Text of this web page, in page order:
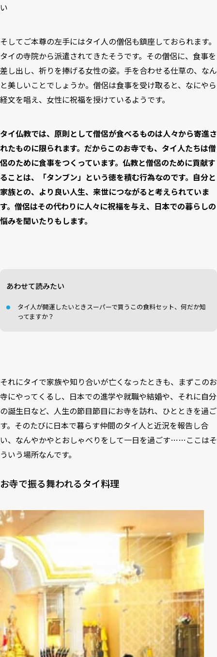
い
そしてご本尊の左手にはタイ人の僧侶も鎮座しておられます。
タイの寺院から派遣されてきたそうです。その僧侶に、食事を
差し出し、祈りを捧げる女性の姿。手を合わせる仕草の、なん
と美しいことでしょうか。僧侶は食事を受け取ると、なにやら
経文を唱え、女性に祝福を授けているようです。
タイ仏教では、原則として僧侶が食べるものは人々から寄進さ
れたものに限られます。だからこのお寺でも、タイ人たちは僧
侶のために食事をつくっています。仏教と僧侶のために貢献す
ることは、「タンブン」という徳を積む行為なのです。自分と
家族との、より良い人生、来世につながると考えられていま
す。僧侶はその代わりに人々に祝福を与え、日本での暮らしの
悩みを聞いたりもします。
あわせて読みたい
タイ人が開運したいときスーパーで買うこの食料セット、何だか知
ってますか？
それにタイで家族や知り合いが亡くなったときも、まずこのお
寺にやってくるし、日本での進学や就職や結婚や、それに自分
の誕生日など、人生の節目節目にお寺を訪れ、ひとときを過ご
す。そのたびに日本で暮らす仲間のタイ人と近況を報告し合
い、なんやかやとおしゃべりをして一日を過ごす……ここはそ
ういう場所なんです。
お寺で振る舞われるタイ料理